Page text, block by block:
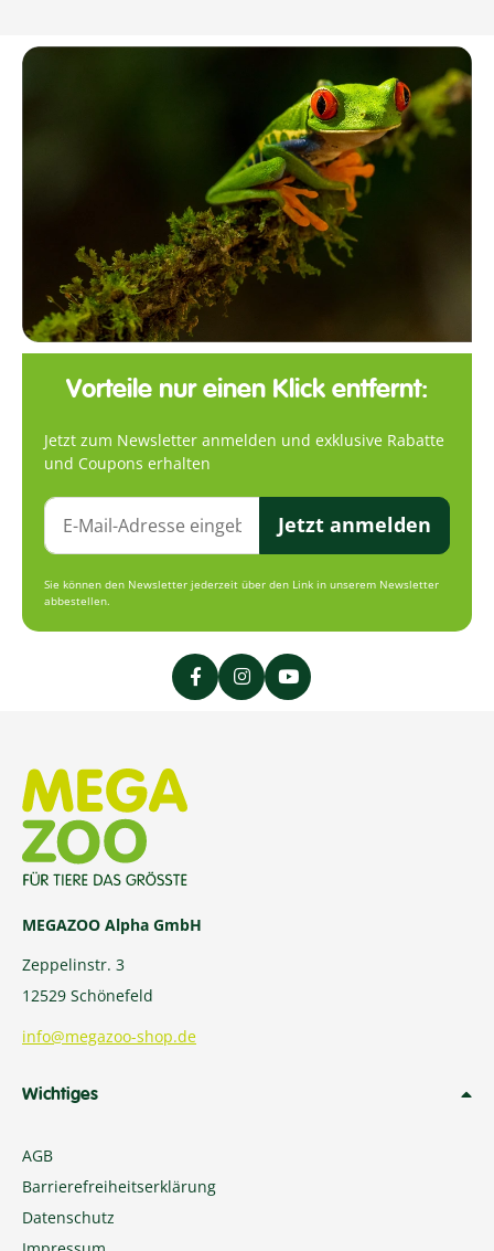
Vorteile nur einen Klick entfernt:
Jetzt zum Newsletter anmelden und exklusive Rabatte
und Coupons erhalten
Jetzt anmelden
Sie können den Newsletter jederzeit über den Link in unserem Newsletter
abbestellen.
MEGAZOO Alpha GmbH
Zeppelinstr. 3
12529 Schönefeld
info@megazoo-shop.de
Wichtiges
AGB
Barrierefreiheitserklärung
Datenschutz